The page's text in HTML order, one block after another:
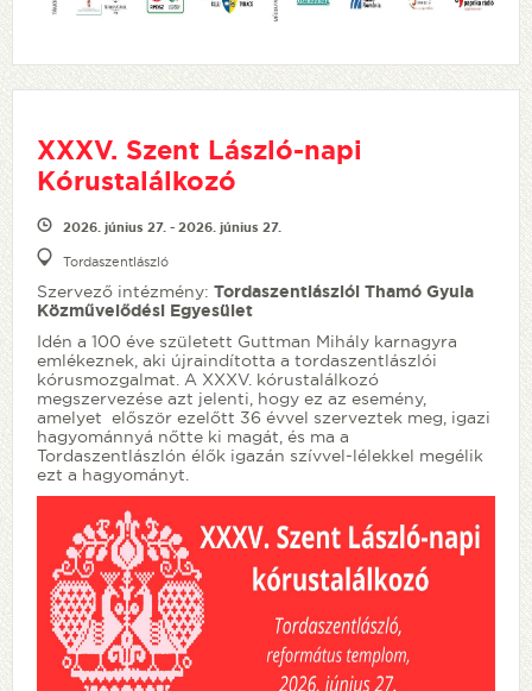
XXXV. Szent László-napi
Kórustalálkozó
2026. június 27. - 2026. június 27.
Tordaszentlászló
Szervező intézmény: Tordaszentlászlói Thamó Gyula
Közművelődési Egyesület
Idén a 100 éve született Guttman Mihály karnagyra
emlékeznek, aki újraindította a tordaszentlászlói
kórusmozgalmat. A XXXV. kórustalálkozó
megszervezése azt jelenti, hogy ez az esemény,
amelyet először ezelőtt 36 évvel szerveztek meg, igazi
hagyománnyá nőtte ki magát, és ma a
Tordaszentlászlón élők igazán szívvel-lélekkel megélik
ezt a hagyományt.